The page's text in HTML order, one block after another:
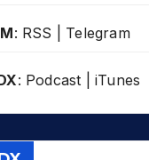
: RSS Telegram
: Podcast iTunes